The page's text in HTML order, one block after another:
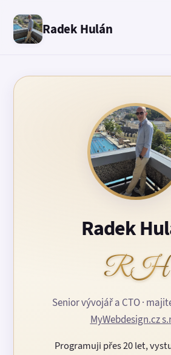
Radek Hulán
Radek
RH
Senior vývojář a CTO ·
MyWebdesign.cz
Programuji přes 20 let,